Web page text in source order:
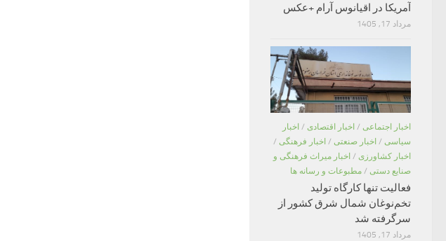
آمریکا در اقیانوس آرام +عکس
مرداد 17, 1405
اخبار اجتماعی / اخبار اقتصادی / اخبار
سیاسی / اخبار صنعتی / اخبار فرهنگی /
اخبار کشاورزی / اخبار میراث فرهنگی و
صنایع دستی / مطبوعات و رسانه ها
فعالیت تنها کارگاه تولید
تخم‌نوغان شمال شرق کشور از
سرگرفته شد
مرداد 17, 1405